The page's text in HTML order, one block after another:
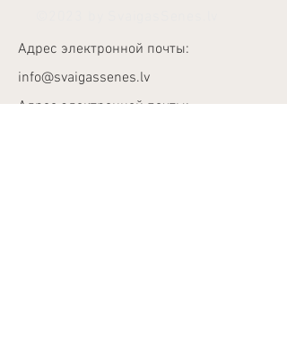
Адрес электронной почты:
info@svaigassenes.lv
Адрес электронной почты: